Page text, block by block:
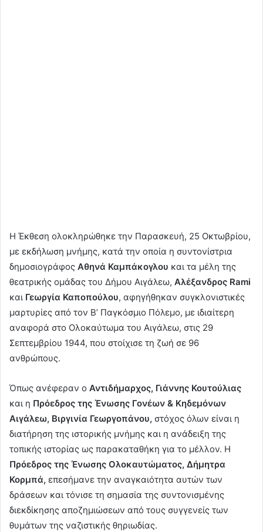
Η Έκθεση ολοκληρώθηκε την Παρασκευή, 25 Οκτωβρίου,
με εκδήλωση μνήμης, κατά την οποία η συντονίστρια
δημοσιογράφος Αθηνά Καμπάκογλου και τα μέλη της
θεατρικής ομάδας του Δήμου Αιγάλεω, Αλέξανδρος Rami
και Γεωργία Καποπούλου, αφηγήθηκαν συγκλονιστικές
μαρτυρίες από τον Β’ Παγκόσμιο Πόλεμο, με ιδιαίτερη
αναφορά στο Ολοκαύτωμα του Αιγάλεω, στις 29
Σεπτεμβρίου 1944, που στοίχισε τη ζωή σε 96
ανθρώπους.
Όπως ανέφεραν ο Αντιδήμαρχος, Γιάννης Κουτούλιας
και η Πρόεδρος της Ένωσης Γονέων & Κηδεμόνων
Αιγάλεω, Βιργινία Γεωργοπάνου, στόχος όλων είναι η
διατήρηση της ιστορικής μνήμης και η ανάδειξη της
τοπικής ιστορίας ως παρακαταθήκη για το μέλλον. Η
Πρόεδρος της Ένωσης Ολοκαυτώματος, Δήμητρα
Κορμπά, επεσήμανε την αναγκαιότητα αυτών των
δράσεων και τόνισε τη σημασία της συντονισμένης
διεκδίκησης αποζημιώσεων από τους συγγενείς των
θυμάτων της ναζιστικής θηριωδίας.